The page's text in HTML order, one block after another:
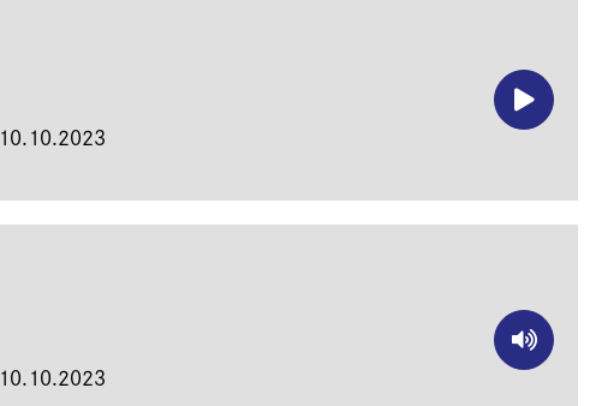
10.10.2023
10.10.2023